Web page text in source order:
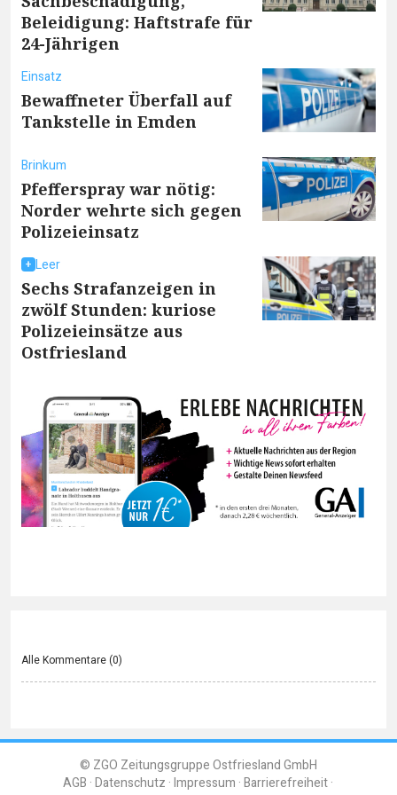
Beleidigung: Haftstrafe für
24-Jährigen
Einsatz
Bewaffneter Überfall auf
Tankstelle in Emden
Brinkum
Pfefferspray war nötig:
Norder wehrte sich gegen
Polizeieinsatz
Leer
Sechs Strafanzeigen in
zwölf Stunden: kuriose
Polizeieinsätze aus
Ostfriesland
Alle Kommentare (0)
© ZGO Zeitungsgruppe Ostfriesland GmbH
AGB Datenschutz Impressum Barrierefreiheit